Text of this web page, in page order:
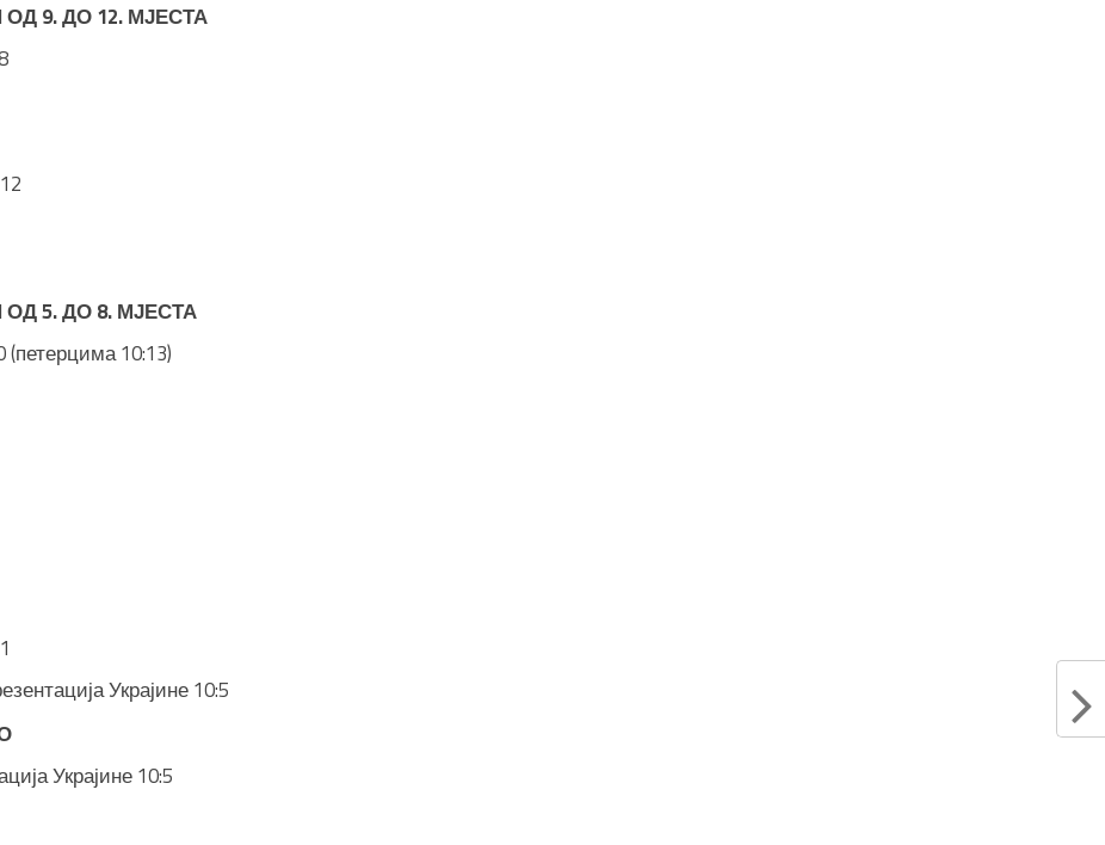
9. ДО 12. МЈЕСТА
5. ДО 8. МЈЕСТА
(петерцима 10:13)
Украјине 10:5
Украјине 10:5